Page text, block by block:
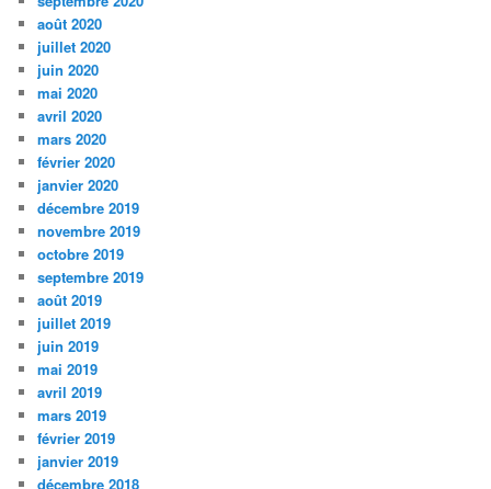
août 2020
juillet 2020
juin 2020
mai 2020
avril 2020
mars 2020
février 2020
janvier 2020
décembre 2019
novembre 2019
octobre 2019
septembre 2019
août 2019
juillet 2019
juin 2019
mai 2019
avril 2019
mars 2019
février 2019
janvier 2019
décembre 2018